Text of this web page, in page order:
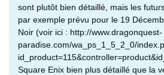
sont plutôt bien détaillé, mais les
par exemple prévu pour le 19
Noir (voir ici : http://www.dragonquest-
paradise.com/wa_ps_1_5_2_0/
Square Enix bien plus détaillé que la